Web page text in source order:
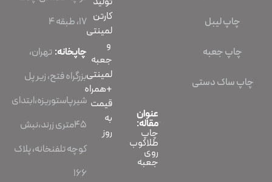
چاپ لیبل
چاپ جعبه
چاپ ساک دستی
عنوان
مقاله:
چاپ
طلاکوب
روی
جعبه
کارتن
لمینتی
و
جعبه
لمینتی
+همراه
قیمت
به
روز
۱۷، طبقه ۴
چاپخانه: تهران،
بزرگراه فتح، زیر پل
شیرپاستوریزه،ابتدای
45متری زرند،نبش
کوچه تلفنخانه، پلاک
166